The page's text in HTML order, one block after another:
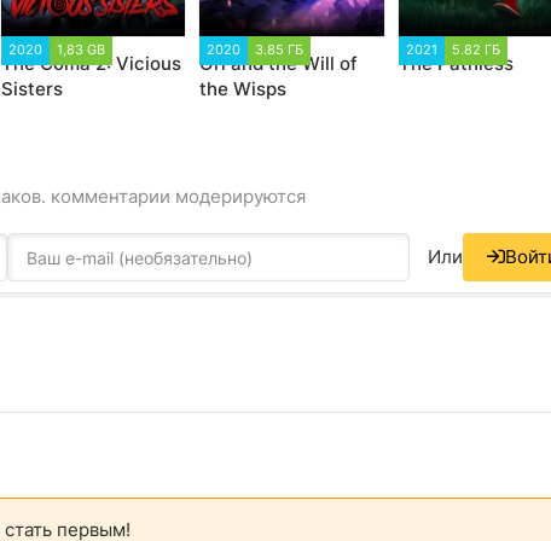
2020 1,83 GB
The Coma 2: Vicious
Sisters
2020 3.85 ГБ
Ori and the Will of
the Wisps
2021 5.82 ГБ
The Pathless
комментарии модерируются
Или
первым!